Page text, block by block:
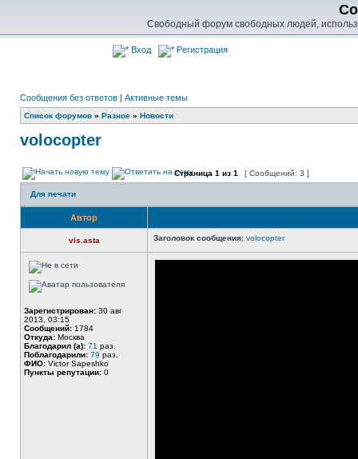
Свободный форум свободных людей,
Вход Регистрация
Сообщения без ответов | Активные темы
Список форумов » Разное » Новости
volocopter
Страница 1 из 1 [ Сообщений: 3 ]
Для печати
Автор
vis.asta Заголовок сообщения: volocopter
Зарегистрирован: 30 авг
2013, 03:15
Сообщений: 1784
Откуда: Москва
Благодарил (а): 71 раз.
Поблагодарили: 79 раз.
ФИО: Victor Sapeshko
Пункты репутации: 0